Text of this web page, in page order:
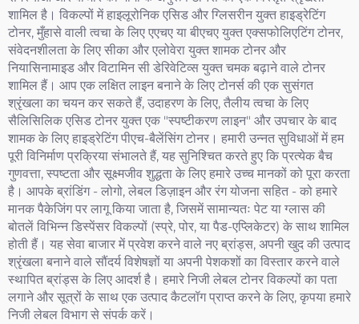
शामिल है। विकल्पों में हाइलूरोनिक एसिड और ग्लिसरीन युक्त हाइड्रेटिंग
टोनर, मुँहासे वाली त्वचा के लिए एएचए या बीएचए युक्त एक्सफोलिएटिंग टोनर,
संवेदनशीलता के लिए सीका और एलोवेरा युक्त शामक टोनर और
नियासिनामाइड और विटामिन सी डेरिवेटिव्स युक्त चमक बढ़ाने वाले टोनर
शामिल हैं। आप एक लक्षित लाइन बनाने के लिए टोनर्स की एक सुसंगत
श्रृंखला का चयन कर सकते हैं, उदाहरण के लिए, तैलीय त्वचा के लिए
सैलिसिलिक एसिड टोनर युक्त एक "स्पष्टीकरण लाइन" और उपचार के बाद
शामक के लिए हाइड्रेटिंग पीएच-बैलेंसिंग टोनर। हमारी उन्नत सुविधाओं में हम
पूरी विनिर्माण प्रक्रिया संभालते हैं, यह सुनिश्चित करते हुए कि प्रत्येक बैच
गुणवत्ता, स्पष्टता और सूक्ष्मजीव शुद्धता के लिए हमारे उच्च मानकों को पूरा करता
है। आपके ब्रांडिंग - लोगो, लेबल डिज़ाइन और रंग योजना सहित - को हमारे
मानक पैकेजिंग पर लागू किया जाता है, जिसमें सामान्यतः पेट या ग्लास की
बोतलें विभिन्न डिस्पेंसर विकल्पों (स्प्रे, पोर, या पैड-एप्लिकेटर) के साथ शामिल
होती हैं। यह सेवा बाजार में प्रवेश करने वाले नए ब्रांड्स, अपनी खुद की उत्पाद
श्रृंखला बनाने वाले सौंदर्य विशेषज्ञों या अपनी पेशकशों का विस्तार करने वाले
स्थापित ब्रांड्स के लिए आदर्श है। हमारे निजी लेबल टोनर विकल्पों का पता
लगाने और सूत्रों के साथ एक उत्पाद कैटलॉग प्राप्त करने के लिए, कृपया हमारे
निजी लेबल विभाग से संपर्क करें।